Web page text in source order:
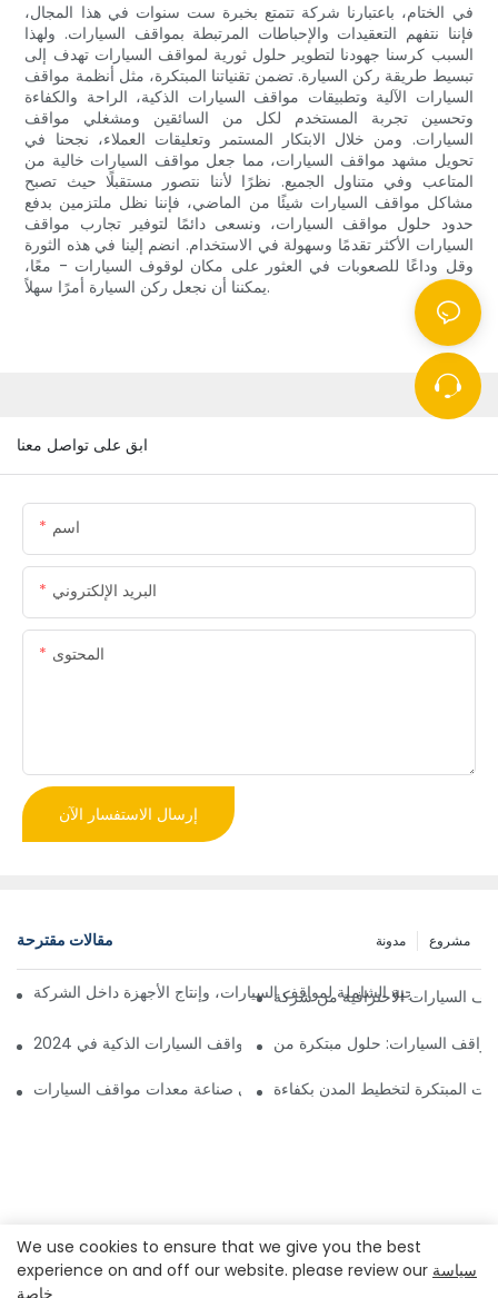
في الختام، باعتبارنا شركة تتمتع بخبرة ست سنوات في هذا المجال،
فإننا نتفهم التعقيدات والإحباطات المرتبطة بمواقف السيارات. ولهذا
السبب كرسنا جهودنا لتطوير حلول ثورية لمواقف السيارات تهدف إلى
تبسيط طريقة ركن السيارة. تضمن تقنياتنا المبتكرة، مثل أنظمة مواقف
السيارات الآلية وتطبيقات مواقف السيارات الذكية، الراحة والكفاءة
وتحسين تجربة المستخدم لكل من السائقين ومشغلي مواقف
السيارات. ومن خلال الابتكار المستمر وتعليقات العملاء، نجحنا في
تحويل مشهد مواقف السيارات، مما جعل مواقف السيارات خالية من
المتاعب وفي متناول الجميع. نظرًا لأننا نتصور مستقبلًا حيث تصبح
مشاكل مواقف السيارات شيئًا من الماضي، فإننا نظل ملتزمين بدفع
حدود حلول مواقف السيارات، ونسعى دائمًا لتوفير تجارب مواقف
السيارات الأكثر تقدمًا وسهولة في الاستخدام. انضم إلينا في هذه الثورة
وقل وداعًا للصعوبات في العثور على مكان لوقوف السيارات - معًا،
يمكننا أن نجعل ركن السيارة أمرًا سهلاً.
ابق على تواصل معنا
اسم
البريد الإلكتروني
المحتوى
إرسال الاستفسار الآن
مقالات مقترحة مشروع مدونة
البرمجية الشاملة لمواقف السيارات، وإنتاج الأجهزة داخل الشركة
أمن مواقف السيارات: أحدث حلول مواقف السيارات الذكية في 2024
مواقف السيارات: أفضل الشركات في صناعة معدات مواقف السيارات
المبتكرة لتخطيط المدن بكفاءة
We use cookies to ensure that we give you the best
experience on and off our website. please review our سياسة
خاصة